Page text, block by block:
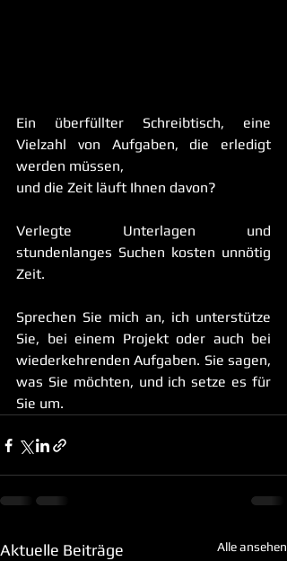
Ein überfüllter Schreibtisch, eine
Vielzahl von Aufgaben, die erledigt
werden müssen,
und die Zeit läuft Ihnen davon?
Verlegte Unterlagen und
stundenlanges Suchen kosten unnötig
Zeit.
Sprechen Sie mich an, ich unterstütze
Sie, bei einem Projekt oder auch bei
wiederkehrenden Aufgaben. Sie sagen,
was Sie möchten, und ich setze es für
Sie um.
Aktuelle Beiträge Alle ansehen